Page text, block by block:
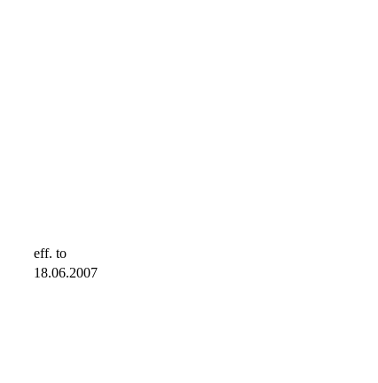
eff. to
18.06.2007